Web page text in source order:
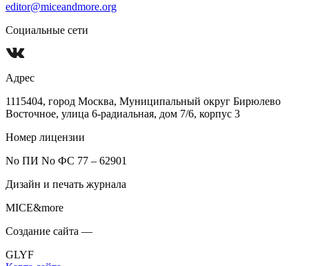
editor@miceandmore.org
Социальные сети
Адрес
1115404, город Москва, Муниципальный округ Бирюлево
Восточное, улица 6-радиальная, дом 7/6, корпус 3
Номер лицензии
No ПИ No ФС 77 – 62901
Дизайн и печать журнала
MICE&more
Создание сайта —
GLYF